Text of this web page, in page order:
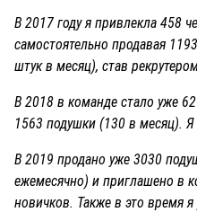
В 2017 году я привлекла 458
самостоятельно продавая
штук в месяц), став
В 2018 в команде стало уже
1563 подушки (130 в месяц). Я
В 2019 продано уже 3030
ежемесячно) и приглашено в
новичков. Также в это время